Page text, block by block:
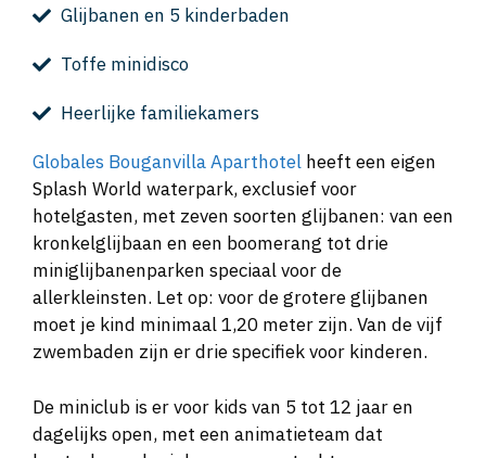
Glijbanen en 5 kinderbaden
Toffe minidisco
Heerlijke familiekamers
Globales Bouganvilla Aparthotel heeft een eigen
Splash World waterpark, exclusief voor
hotelgasten, met zeven soorten glijbanen: van een
kronkelglijbaan en een boomerang tot drie
miniglijbanenparken speciaal voor de
allerkleinsten. Let op: voor de grotere glijbanen
moet je kind minimaal 1,20 meter zijn. Van de vijf
zwembaden zijn er drie specifiek voor kinderen.
De miniclub is er voor kids van 5 tot 12 jaar en
dagelijks open, met een animatieteam dat